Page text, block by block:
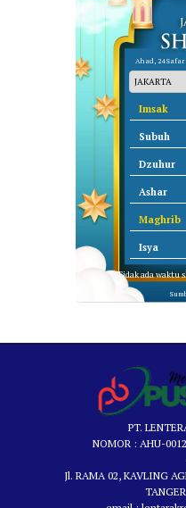
Ahad, 24 Safar
Imsak
Subuh
Dzuhur
Ashar
Maghrib
Isya
Tidak ada waktu
PT.
NOMOR : AHU-
Jl. RAMA 02, KAVLING